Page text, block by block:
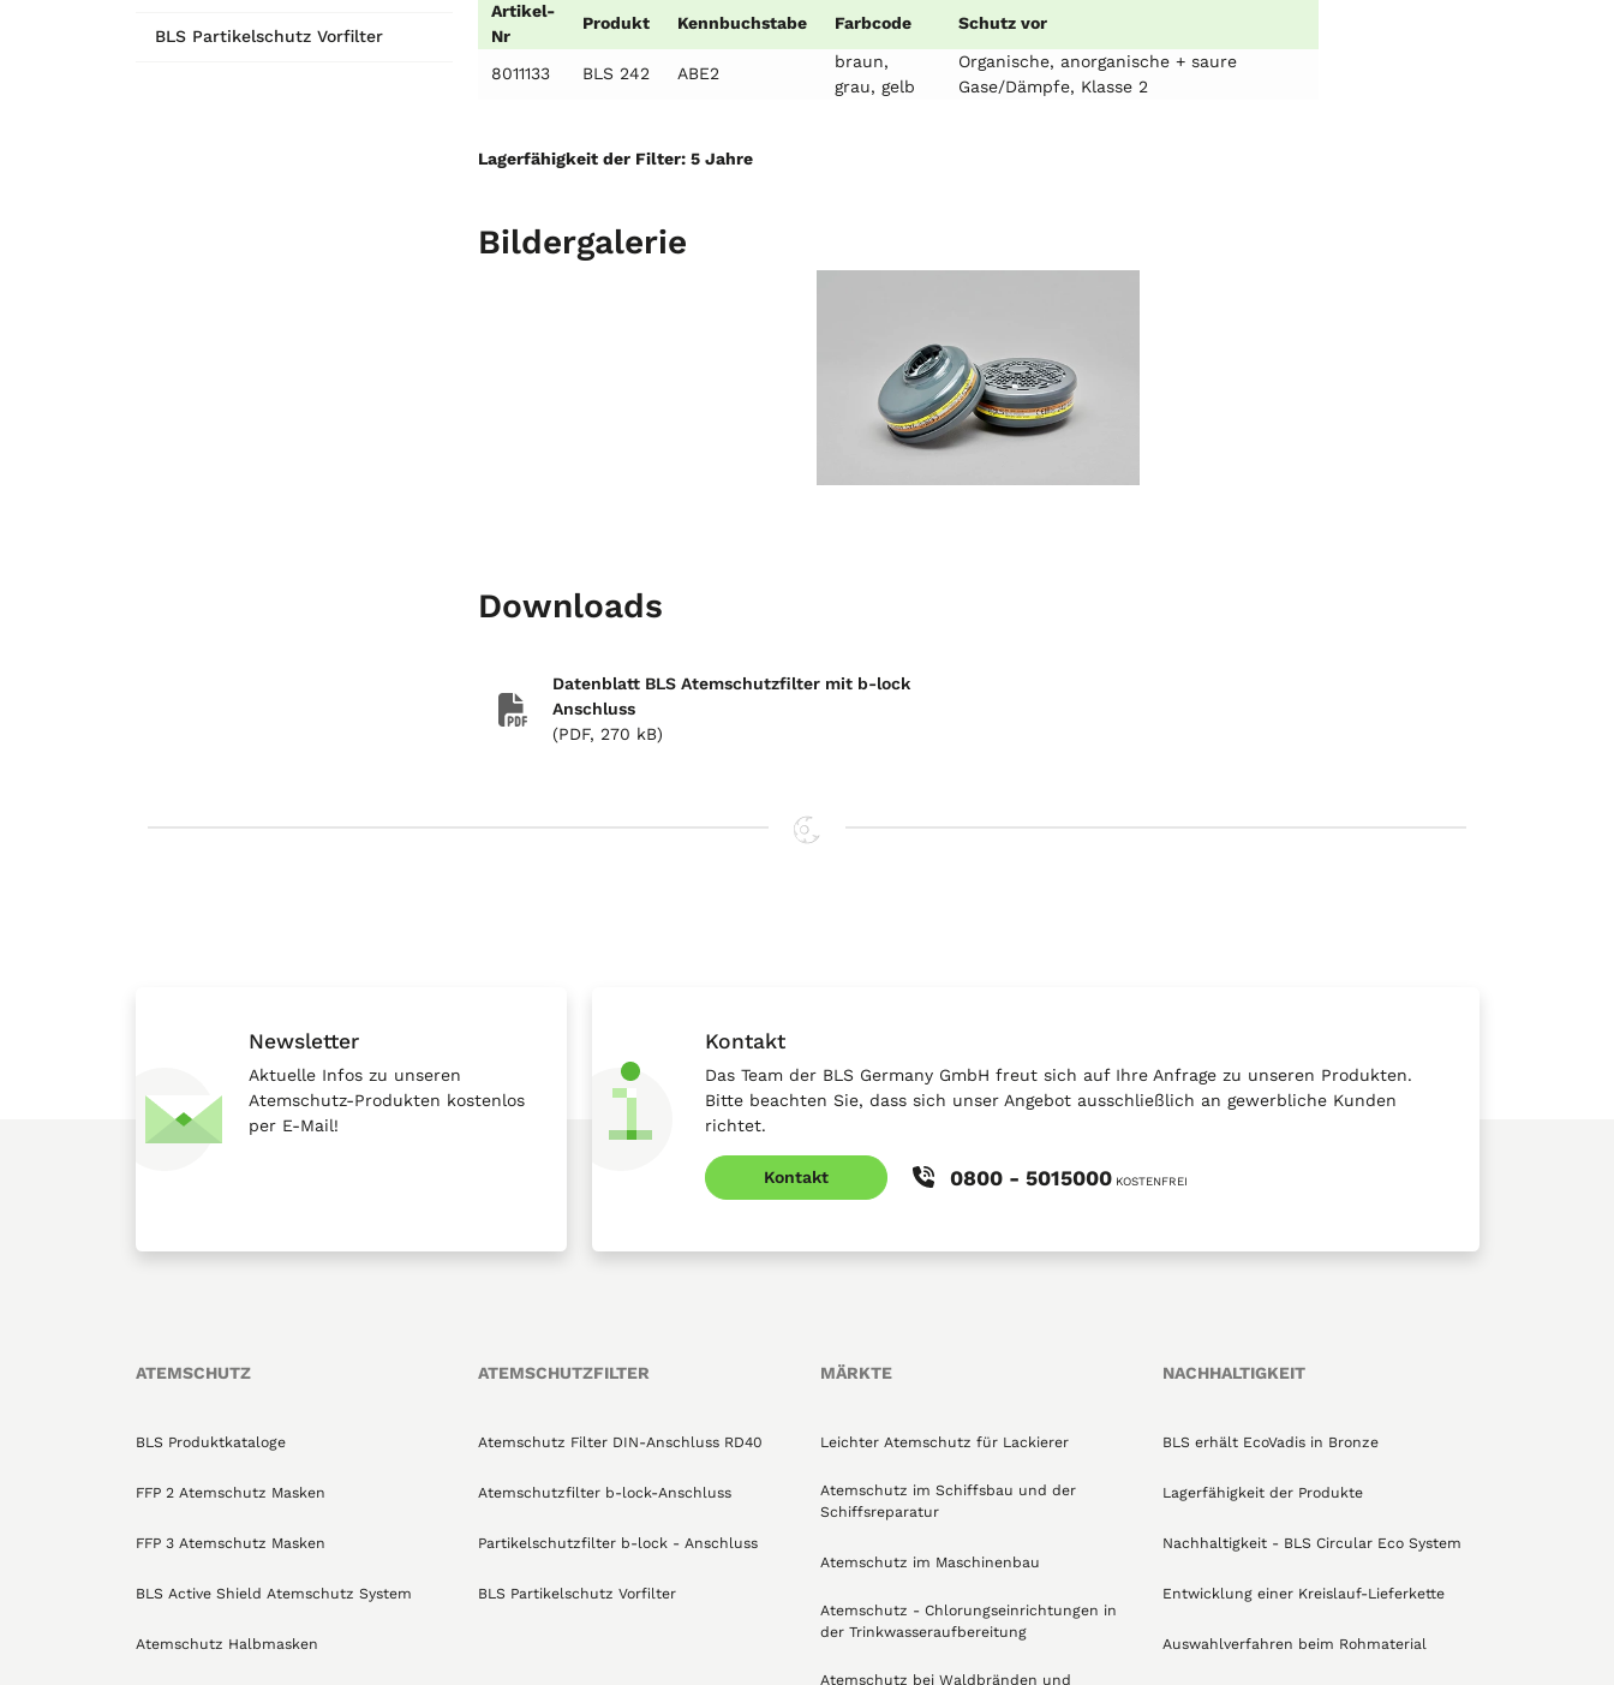
BLS Partikelschutz Vorfilter
Artikel-
Nr
Produkt Kennbuchstabe Farbcode Schutz vor
8011133 BLS 242 ABE2
braun,
grau, gelb
Organische, anorganische + saure
Gase/Dämpfe, Klasse 2
Lagerfähigkeit der Filter: 5 Jahre
Bildergalerie
Downloads
Datenblatt BLS Atemschutzfilter mit b-lock
Anschluss
(PDF, 270 kB)
Newsletter
Aktuelle Infos zu unseren
Atemschutz-Produkten kostenlos
per E-Mail!
Kontakt
Das Team der BLS Germany GmbH freut sich auf Ihre Anfrage zu unseren Produkten.
Bitte beachten Sie, dass sich unser Angebot ausschließlich an gewerbliche Kunden
richtet.
Kontakt 0800 - 5015000 KOSTENFREI
ATEMSCHUTZ
BLS Produktkataloge
FFP 2 Atemschutz Masken
FFP 3 Atemschutz Masken
BLS Active Shield Atemschutz System
Atemschutz Halbmasken
ATEMSCHUTZFILTER
Atemschutz Filter DIN-Anschluss RD40
Atemschutzfilter b-lock-Anschluss
Partikelschutzfilter b-lock - Anschluss
BLS Partikelschutz Vorfilter
MÄRKTE
Leichter Atemschutz für Lackierer
Atemschutz im Schiffsbau und der
Schiffsreparatur
Atemschutz im Maschinenbau
Atemschutz - Chlorungseinrichtungen in
der Trinkwasseraufbereitung
Atemschutz bei Waldbränden und
NACHHALTIGKEIT
BLS erhält EcoVadis in Bronze
Lagerfähigkeit der Produkte
Nachhaltigkeit - BLS Circular Eco System
Entwicklung einer Kreislauf-Lieferkette
Auswahlverfahren beim Rohmaterial